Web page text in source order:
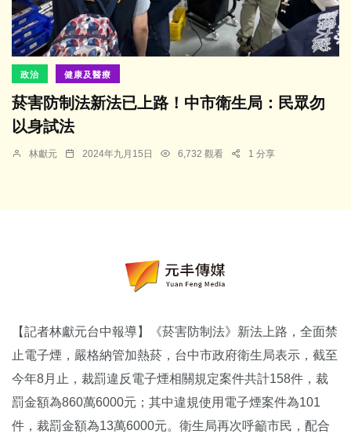
政治 健康及醫療
菸害防制法新法已上路！中市衛生局：民眾勿
以身試法
林獻元 2024年九月15日 6,732 觀看 1 分享
【記者林獻元台中報導】《菸害防制法》新法上路，全面禁
止電子煙，嚴格納管加熱菸，台中市政府衛生局表示，截至
今年8月止，裁罰違反電子煙相關規定案件共計158件，裁
罰金額為860萬6000元；其中違規使用電子煙案件為101
件，裁罰金額為13萬6000元。衛生局再次呼籲市民，配合